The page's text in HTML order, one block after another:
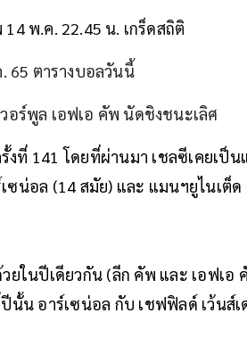
พ.ค. 22.45 น. เกร็ดสถิติ
65 ตารางบอลวันนี้
อร์พูล เอฟเอ คัพ นัดชิงชนะเลิศ
ที่ 141 โดยที่ผ่านมา เชลซีเคยเป็
ซน่อล (14 สมัย) และ แมนฯยูไนเต็
ในปีเดียวกัน (ลีก คัพ และ เอฟเอ
น อาร์เซน่อล กับ เชฟฟิลด์ เว้นส์เ